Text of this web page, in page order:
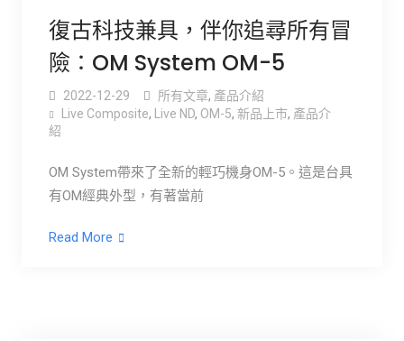
復古科技兼具，伴你追尋所有冒
險：OM System OM-5
2022-12-29 所有文章, 產品介紹
Live Composite, Live ND, OM-5, 新品上市, 產品介
紹
OM System帶來了全新的輕巧機身OM-5。這是台具
有OM經典外型，有著當前
Read More